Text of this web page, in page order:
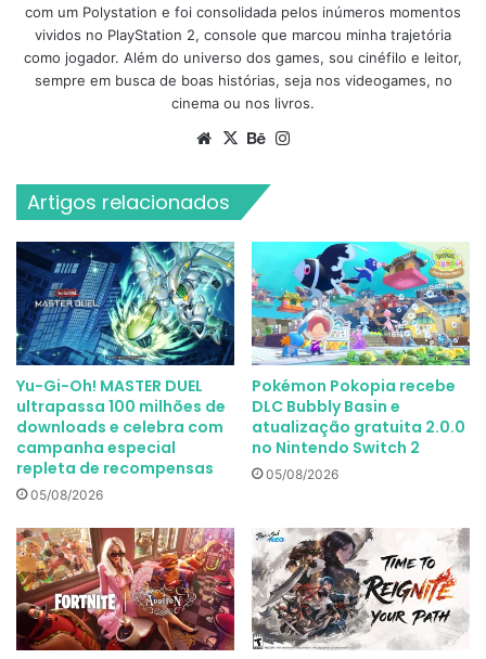
com um Polystation e foi consolidada pelos inúmeros momentos
vividos no PlayStation 2, console que marcou minha trajetória
como jogador. Além do universo dos games, sou cinéfilo e leitor,
sempre em busca de boas histórias, seja nos videogames, no
cinema ou nos livros.
Website
X Behance
Artigos relacionados
Yu-Gi-Oh! MASTER DUEL
ultrapassa 100 milhões de
downloads e celebra com
campanha especial
repleta de recompensas
05/08/2026
Pokémon Pokopia recebe
DLC Bubbly Basin e
atualização gratuita 2.0.0
no Nintendo Switch 2
05/08/2026